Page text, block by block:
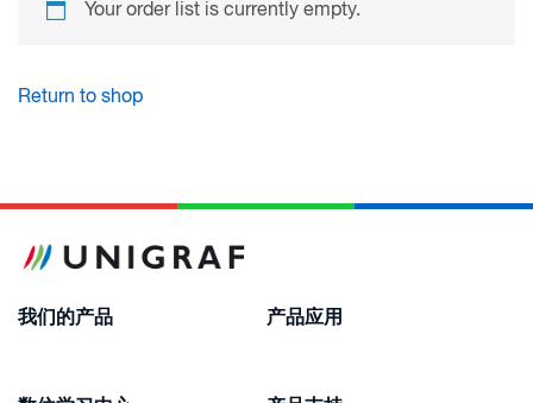
Your order list is currently empty.
Return to shop
我们的产品 产品应用